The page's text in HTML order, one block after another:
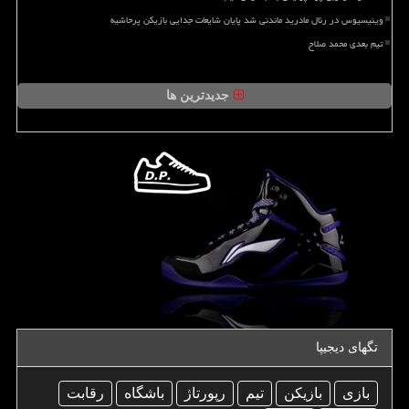
وینیسیوس در رئال مادرید ماندنی شد پایان شایعات جدایی بازیکن پرحاشیه
تیم بعدی محمد صلاح
جدیدترین ها
تگهای دیجیپا
بازی بازیكن تیم رپورتاژ باشگاه رقابت